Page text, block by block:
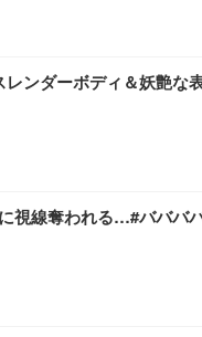
レンダーボディ＆妖艶
視線奪われる…#バババ